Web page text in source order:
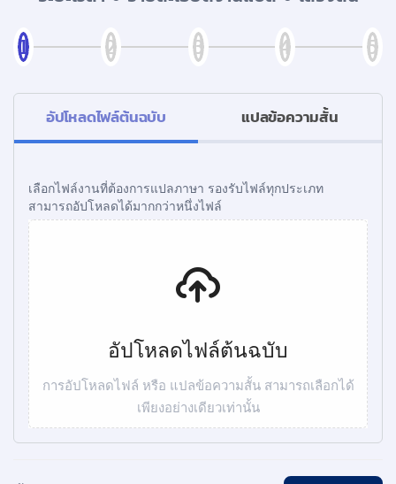
อัปโหลดไฟล์ต้นฉบับ แปลข้อความสั้น
เลือกไฟล์งานที่ต้องการแปลภาษา รองรับไฟล์ทุกประเภท
สามารถอัปโหลดได้มากกว่าหนึ่งไฟล์
อัปโหลดไฟล์ต้นฉบับ
การอัปโหลดไฟล์ หรือ แปลข้อความสั้น สามารถเลือกได้
เพียงอย่างเดียวเท่านั้น